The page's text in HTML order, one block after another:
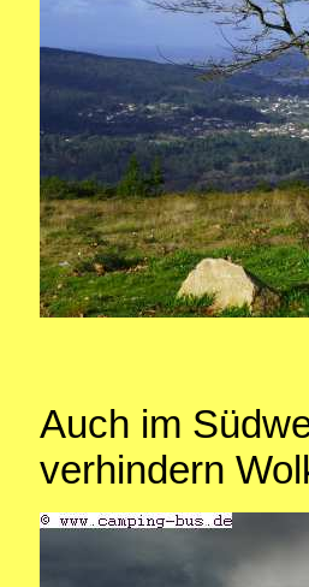
Auch im
verhindern